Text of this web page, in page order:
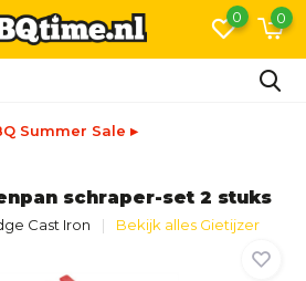
0 0
Summer Sale ▸
schraper-set 2 stuks
Cast Iron Bekijk alles Gietijzer